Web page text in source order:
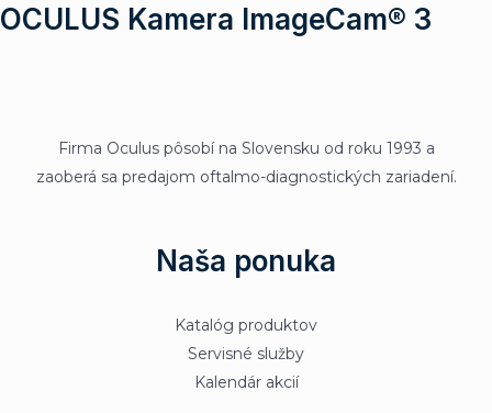
OCULUS Kamera ImageCam® 3
Firma Oculus pôsobí na Slovensku od roku 1993 a
zaoberá sa predajom oftalmo-diagnostických zariadení.
Naša ponuka
Katalóg produktov
Servisné služby
Kalendár akcií